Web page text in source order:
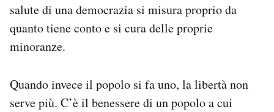
salute di una democrazia si misura proprio da
quanto tiene conto e si cura delle proprie
minoranze.
Quando invece il popolo si fa uno, la libertà non
serve più. C’è il benessere di un popolo a cui